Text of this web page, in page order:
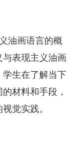
油画语言的概
与表现主义油画
学生在了解当下
材料和手段，
觉实践。